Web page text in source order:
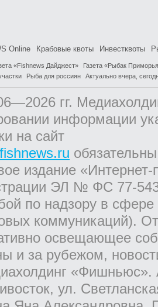
Online Крабовые квоты Инвестквоты
«Fishnews Дайджест»
Газета «Рыбак
Рыба для россиян Актуально вчера,
гг.
информации
на сайт
издание
ЭЛ № ФС 77-
по надзору в
коммуникаций).
освещающее
и за рубежом,
«Фишньюс».
ул.